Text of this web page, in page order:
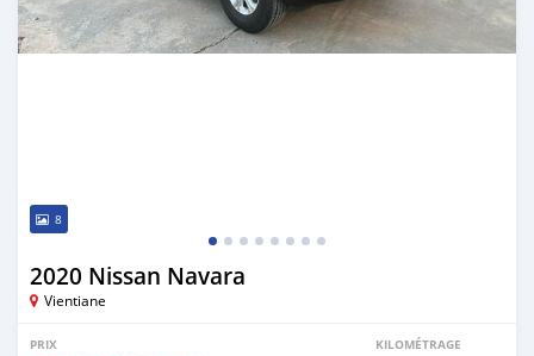
8
2020 Nissan Navara
Vientiane
PRIX KILOMÉTRAGE